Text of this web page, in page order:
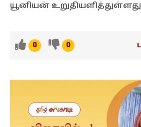
யூனியன்
0 0